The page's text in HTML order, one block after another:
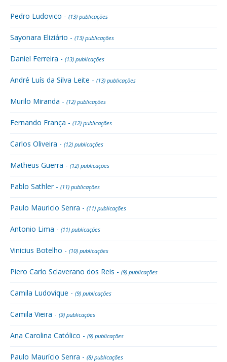
Pedro Ludovico - (13) publicações
Sayonara Eliziário - (13) publicações
Daniel Ferreira - (13) publicações
André Luís da Silva Leite - (13) publicações
Murilo Miranda - (12) publicações
Fernando França - (12) publicações
Carlos Oliveira - (12) publicações
Matheus Guerra - (12) publicações
Pablo Sathler - (11) publicações
Paulo Mauricio Senra - (11) publicações
Antonio Lima - (11) publicações
Vinicius Botelho - (10) publicações
Piero Carlo Sclaverano dos Reis - (9) publicações
Camila Ludovique - (9) publicações
Camila Vieira - (9) publicações
Ana Carolina Católico - (9) publicações
Paulo Maurício Senra - (8) publicações